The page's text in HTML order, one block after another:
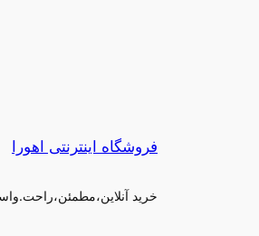
فروشگاه اینترنتی اهورا
خرید